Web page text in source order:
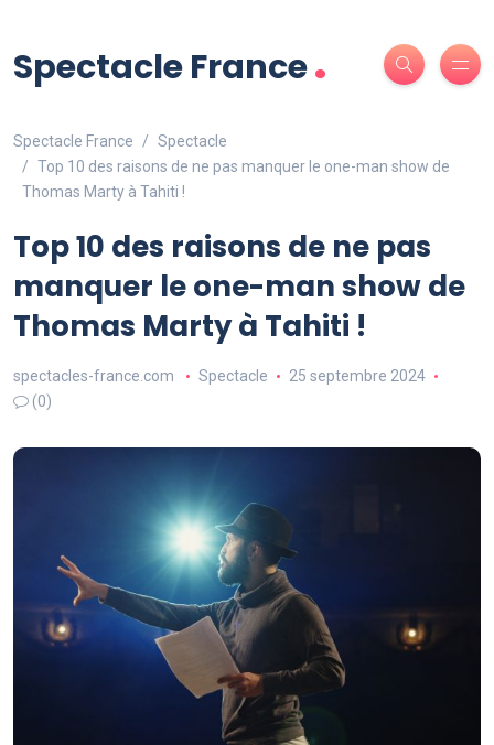
Spectacle France.
Spectacle France
Spectacle
Top 10 des raisons de ne pas manquer le one-man show de
Thomas Marty à Tahiti !
Top 10 des raisons de ne pas
manquer le one-man show de
Thomas Marty à Tahiti !
spectacles-france.com Spectacle
25 septembre 2024
(0)